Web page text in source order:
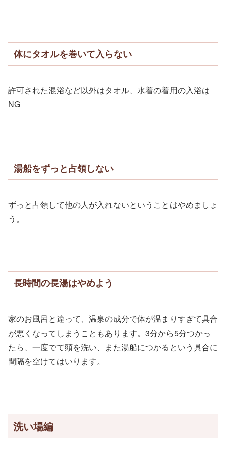
体にタオルを巻いて入らない
許可された混浴など以外はタオル、水着の着用の入浴は
NG
湯船をずっと占領しない
ずっと占領して他の人が入れないということはやめましょ
う。
長時間の長湯はやめよう
家のお風呂と違って、温泉の成分で体が温まりすぎて具合
が悪くなってしまうこともあります。3分から5分つかっ
たら、一度でて頭を洗い、また湯船につかるという具合に
間隔を空けてはいります。
洗い場編